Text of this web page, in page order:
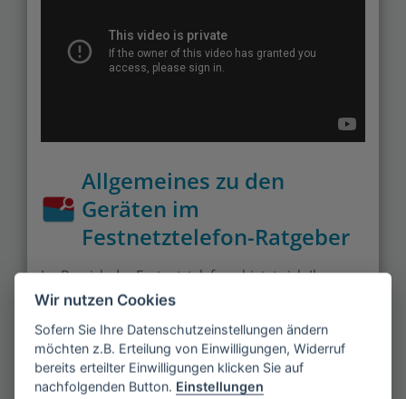
Allgemeines zu den
Geräten im
Festnetztelefon-Ratgeber
Im Bereich der Festnetztelefone bietet sich Ihnen
ein überschaubares Angebot online oder im
Fachgeschäft. Die Auswahl an Handys und
Smartphones ist deutlich umfangreicher, da eine
größere Nachfrage besteht. Im Gegensatz zu den
technischen Neuerungen in diesem Marktsektor
Wir nutzen Cookies
Sofern Sie Ihre Datenschutzeinstellungen ändern
möchten z.B. Erteilung von Einwilligungen, Widerruf
bereits erteilter Einwilligungen klicken Sie auf
nachfolgenden Button. Einstellungen